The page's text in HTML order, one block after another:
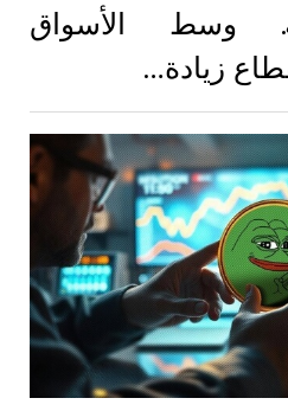
وسط الأسواق
زيادة…